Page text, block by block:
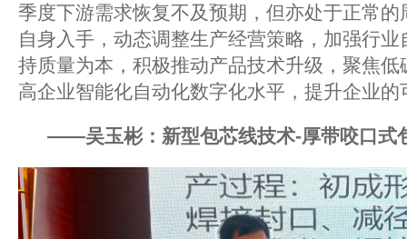
季度下游需求恢复不及预期，但亦处于正常
自身入手，动态调整生产经营策略，加强行
持质量为本，积极推动产品技术升级，聚焦
高企业智能化自动化数字化水平，提升企业
——吴玉彬：新型包芯线技术-厚带咬口